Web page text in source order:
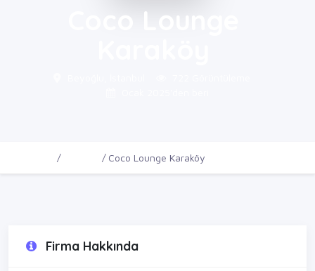
Coco Lounge
Coco Lounge Karaköy
Firma Hakkında